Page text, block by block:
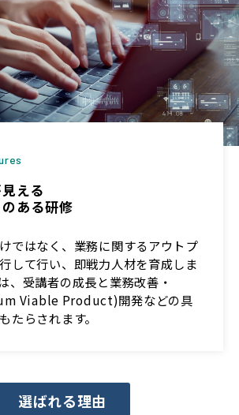
える
ある研修
ではなく、業務に関するアウトプ
して行い、即戦力人材を育成しま
、受講者の成長と業務改善・
Viable Product)開発などの具
たらされます。
選ばれる理由